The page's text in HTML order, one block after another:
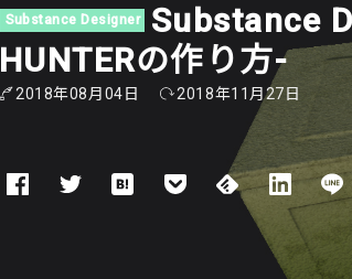
Substance Designer
Substance
HUNTERの作り方-
2018年08月04日 2018年11月27日